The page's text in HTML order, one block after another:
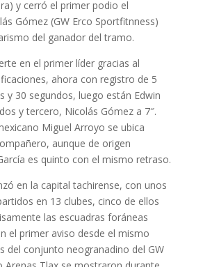
y cerró el primer podio el
Gómez (GW Erco Sportfitnness)
del ganador del tramo.
en el primer líder gracias al
ahora con registro de 5
y 30 segundos, luego están Edwin
y tercero, Nicolás Gómez a 7″.
Miguel Arroyo se ubica
aunque de origen
es quinto con el mismo retraso.
en la capital tachirense, con unos
en 13 clubes, cinco de ellos
las escuadras foráneas
el primer aviso desde el mismo
del conjunto neogranadino del GW